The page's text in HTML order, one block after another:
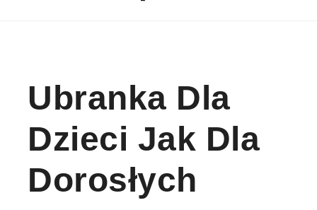
Ubranka Dla
Dzieci Jak Dla
Dorosłych